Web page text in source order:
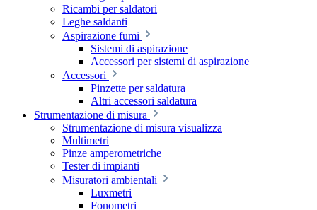
Ricambi per saldatori
Leghe saldanti
Aspirazione fumi
Sistemi di aspirazione
Accessori per sistemi di aspirazione
Accessori
Pinzette per saldatura
Altri accessori saldatura
Strumentazione di misura
Strumentazione di misura visualizza
Multimetri
Pinze amperometriche
Tester di impianti
Misuratori ambientali
Luxmetri
Fonometri